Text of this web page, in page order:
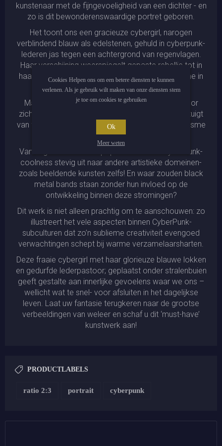
kunstenaar met de fijngevoeligheid van een dichter - en
zo is dit bewonderenswaardige portret geboren.
Het toont ons een gracieuze cybergirl, narogen
verblindend blauw als edelstenen, gehuld in cyberpunk-
lederen jas tegen een achtergrond van regenvlagen.
Haar verschijning weerspiegelt gepaste rebellie tot in
haar vezels – was er maar meer non-conformisme in
onze hedendaagse samenleving!
Maar afgezien daarvan spreekt het werk ook voor
zichzelf: deze creatie is fenomenaal! Elk detail getuigt
van waanzinnige beheersing over CyberPunk-futurisme
en zijn typerende esthetiek.
Vanwege toenemende populariteit breidt CyberPunk-
coolness stevig uit naar andere artistieke domeinen-
zoals beeldende kunsten zelfs! En waar zouden black
metal bands staan zonder hun invloed op de
ontwikkeling binnen deze stromingen?
Dit werk is niet alleen prachtig om te aanschouwen: zo
illustreert het vele aspecten binnen CyberPunk-
subculturen dat zo’n sublieme creativiteit evengoed
verwachtingen schept bij warme verzamelaarsharten.
Deze fraaie cybergirl met haar glorieuze blauwe lokken
en gedurfde lederpastoor; geplaatst onder stralenbuien
geeft gestalte aan innerlijke gevoelens waar we ons –
wellicht wat te snel- voor afsluiten in het dagelijkse
leven. Laat uw fantasie terugkeren naar de grootse
verbeeldingen van weleer en schaf u dit ‘must-have’
kunstwerk aan!
PRODUCTLABELS
ratio 2:3 portrait cyberpunk
Cookies Helpen ons om een betere diensten te kunnen
verlenen. Als je gebruik wilt maken van onze diensten stem
je toe om cookies te gebruiken
Ok
Meer weten